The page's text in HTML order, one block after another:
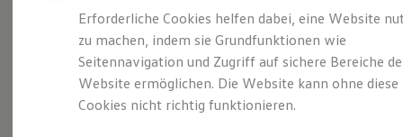
Leasing
Leasing-Angebote
Gebrauchtwagen Leasing
Junge Gebrauchtwagen-Leasing
Elektroauto Leasing
Kleinwagen-Leasing
Leasing ohne Anzahlung
Die ENERGY
Sondermodelle
Erforderliche Cookies helfen dabei, eine Website
zu machen, indem sie Grundfunktionen wie
Seitennavigation und Zugriff auf sichere Bereiche
Website ermöglichen. Die Website kann ohne diese
Cookies nicht richtig funktionieren.